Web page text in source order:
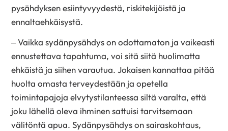
pysähdyksen esiintyvyydestä, riskitekijöistä ja
ennaltaehkäisystä.
– Vaikka sydänpysähdys on odottamaton ja vaikeasti
ennustettava tapahtuma, voi sitä siitä huolimatta
ehkäistä ja siihen varautua. Jokaisen kannattaa pitää
huolta omasta terveydestään ja opetella
toimintapajoja elvytystilanteessa siltä varalta, että
joku lähellä oleva ihminen sattuisi tarvitsemaan
välitöntä apua. Sydänpysähdys on sairas­kohtaus,